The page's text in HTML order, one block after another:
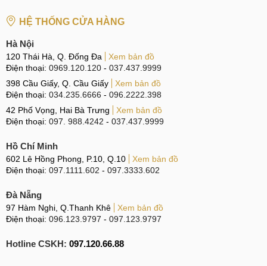
HỆ THỐNG CỬA HÀNG
Hà Nội
120 Thái Hà, Q. Đống Đa
Xem bản đồ
Điện thoại: 0969.120.120 - 037.437.9999
398 Cầu Giấy, Q. Cầu Giấy
Xem bản đồ
Điện thoại: 034.235.6666 - 096.2222.398
42 Phố Vọng, Hai Bà Trưng
Xem bản đồ
Điện thoại: 097. 988.4242 - 037.437.9999
Hồ Chí Minh
602 Lê Hồng Phong, P.10, Q.10
Xem bản đồ
Điện thoại: 097.1111.602 - 097.3333.602
Đà Nẵng
97 Hàm Nghi, Q.Thanh Khê
Xem bản đồ
Điện thoại: 096.123.9797 - 097.123.9797
Hotline CSKH: 097.120.66.88